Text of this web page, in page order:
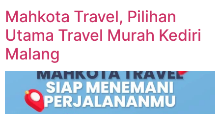
Mahkota Travel, Pilihan
Utama Travel Murah Kediri
Malang